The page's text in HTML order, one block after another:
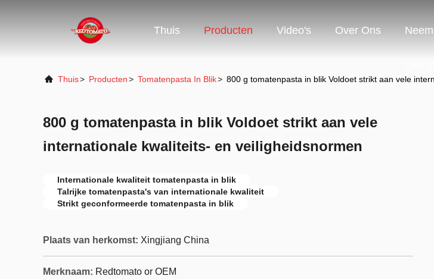
Thuis Producten Video's Over Ons
Thuis> Producten> Tomatenpasta In Blik> 800 g tomatenpasta in blik Voldoet strikt aan vele
800 g tomatenpasta in blik Voldoet strikt aan vele
internationale kwaliteits- en veiligheidsnormen
Internationale kwaliteit tomatenpasta in blik
Talrijke tomatenpasta's van internationale kwaliteit
Strikt geconformeerde tomatenpasta in blik
Plaats van herkomst: Xingjiang China
Merknaam: Redtomato or OEM